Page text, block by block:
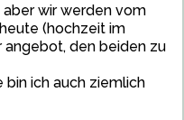
wir werden vom
(hochzeit im
angebot, den beiden zu
bin ich auch ziemlich